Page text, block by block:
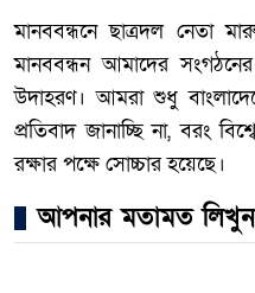
মানববন্ধনে ছাত্রদল
মানববন্ধন আমাদের
উদাহরণ। আমরা শুধু
প্রতিবাদ জানাচ্ছি না, বরং
রক্ষার পক্ষে সোচ্চার হয়েছে।
আপনার মতামত লিখুন